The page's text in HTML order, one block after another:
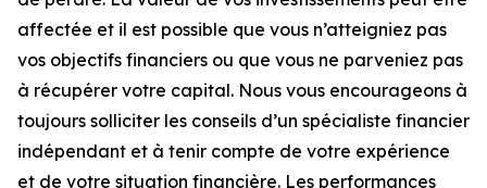
affectée et il est possible que vous n’atteigniez pas
vos objectifs financiers ou que vous ne parveniez pas
à récupérer votre capital. Nous vous encourageons à
toujours solliciter les conseils d’un spécialiste financier
indépendant et à tenir compte de votre expérience
et de votre situation financière. Les performances